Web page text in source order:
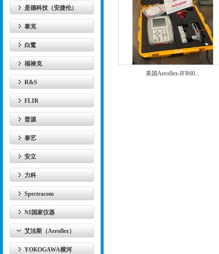
是德科技（安捷伦）
泰克
白鹭
福禄克
R&S
FLIR
普源
泰艺
安立
力科
Spectracom
NI国家仪器
艾法斯（Aeroflex）
YOKOGAWA横河
美国Aeroflex-IFR60...